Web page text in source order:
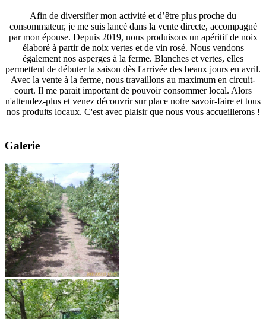
Afin de diversifier mon activité et d’être plus proche du
consommateur, je me suis lancé dans la vente directe, accompagné
par mon épouse. Depuis 2019, nous produisons un apéritif de noix
élaboré à partir de noix vertes et de vin rosé. Nous vendons
également nos asperges à la ferme. Blanches et vertes, elles
permettent de débuter la saison dès l'arrivée des beaux jours en avril.
Avec la vente à la ferme, nous travaillons au maximum en circuit-
court. Il me parait important de pouvoir consommer local. Alors
n'attendez-plus et venez découvrir sur place notre savoir-faire et tous
nos produits locaux. C'est avec plaisir que nous vous accueillerons !
Galerie